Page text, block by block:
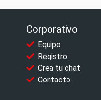
Corporativo
Equipo
Registro
Crea tu chat
Contacto